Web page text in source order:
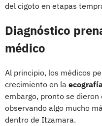
del cigoto en etapas
Diagnóstico
médico
Al principio, los médicos
crecimiento en la
embargo, pronto se
observando algo mucho
dentro de Itzamara.